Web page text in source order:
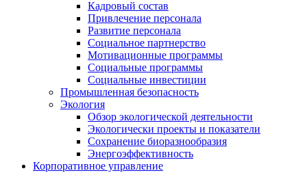
Кадровый состав
Привлечение персонала
Развитие персонала
Социальное партнерство
Мотивационные программы
Социальные программы
Социальные инвестиции
Промышленная безопасность
Экология
Обзор экологической деятельности
Экологически проекты и показатели
Сохранение биоразнообразия
Энергоэффективность
Корпоративное управление